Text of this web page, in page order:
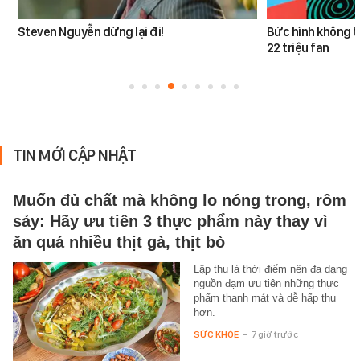
Steven Nguyễn dừng lại đi!
Bức hình không
22 triệu fan
TIN MỚI CẬP NHẬT
Muốn đủ chất mà không lo nóng trong, rôm
sảy: Hãy ưu tiên 3 thực phẩm này thay vì
ăn quá nhiều thịt gà, thịt bò
Lập thu là thời điểm nên đa dạng
nguồn đạm ưu tiên những thực
phẩm thanh mát và dễ hấp thu
hơn.
SỨC KHỎE - 7 giờ trước